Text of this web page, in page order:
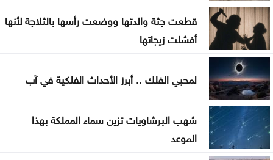
تغيير مسار 49 سفينة وتعطيل سفينتين ضمن عمليات
فرض الحصار على إيران
المواصفات والمقاييس: لا شكاوى بشأن أسطوانات
الغاز الجديدة
قطعت جثة والدتها ووضعت رأسها بالثلاجة لأنها
أفشلت زيجاتها
لمحبي الفلك .. أبرز الأحداث الفلكية في آب
شهب البرشاويات تزين سماء المملكة بهذا
الموعد